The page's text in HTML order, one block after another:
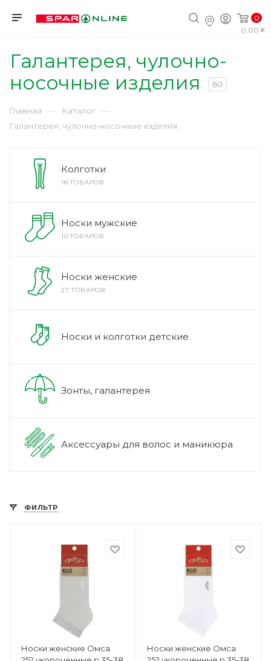
0
0,00
Галантерея, чулочно-
носочные изделия
60
Главная — Каталог —
Галантерея, чулочно-носочные изделия
Колготки
18 ТОВАРОВ
Носки мужские
10 ТОВАРОВ
Носки женские
27 ТОВАРОВ
Носки и колготки детские
Зонты, галантерея
Аксессуары для волос и маникюра
ФИЛЬТР
Носки женские Омса
Носки женские Омса